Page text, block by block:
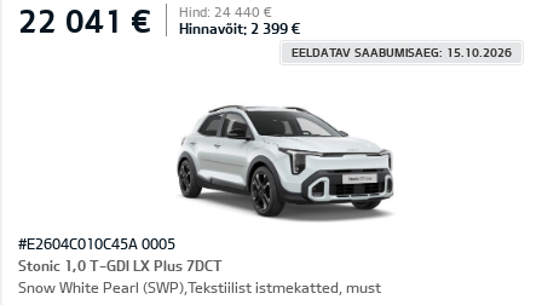
22 041 € Hind: 24 440 €
Hinnavõit: 2 399 €
EELDATAV SAABUMISAEG: 15.10.2026
#E2604C010C45A 0005
Stonic 1,0 T-GDI LX Plus 7DCT
Snow White Pearl (SWP),Tekstiilist istmekatted, must